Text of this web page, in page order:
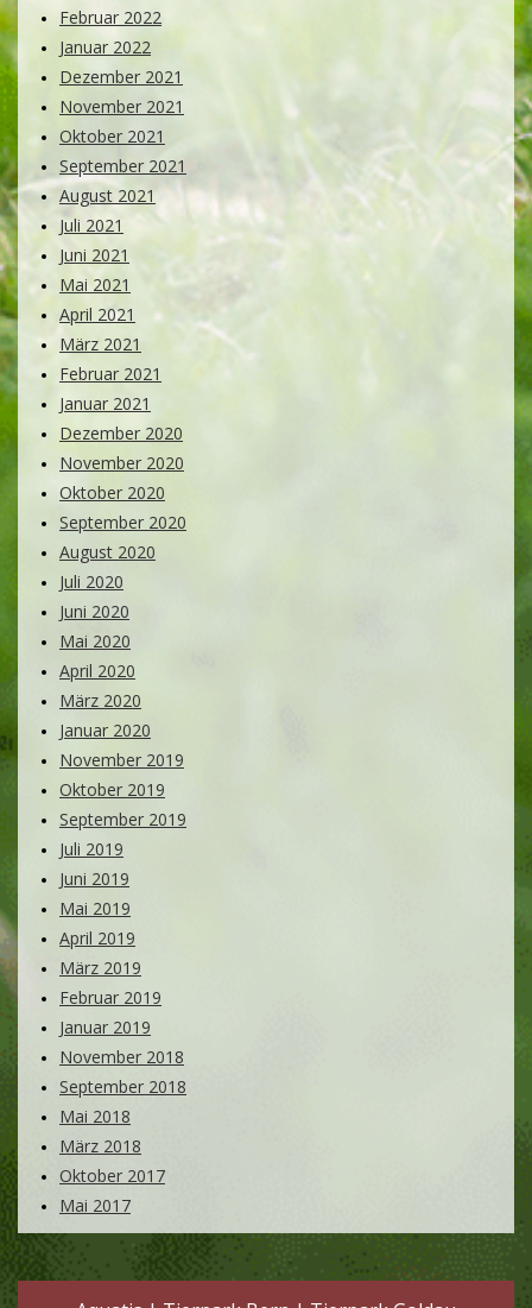
Februar 2022
Januar 2022
Dezember 2021
November 2021
Oktober 2021
September 2021
August 2021
Juli 2021
Juni 2021
Mai 2021
April 2021
März 2021
Februar 2021
Januar 2021
Dezember 2020
November 2020
Oktober 2020
September 2020
August 2020
Juli 2020
Juni 2020
Mai 2020
April 2020
März 2020
Januar 2020
November 2019
Oktober 2019
September 2019
Juli 2019
Juni 2019
Mai 2019
April 2019
März 2019
Februar 2019
Januar 2019
November 2018
September 2018
Mai 2018
März 2018
Oktober 2017
Mai 2017